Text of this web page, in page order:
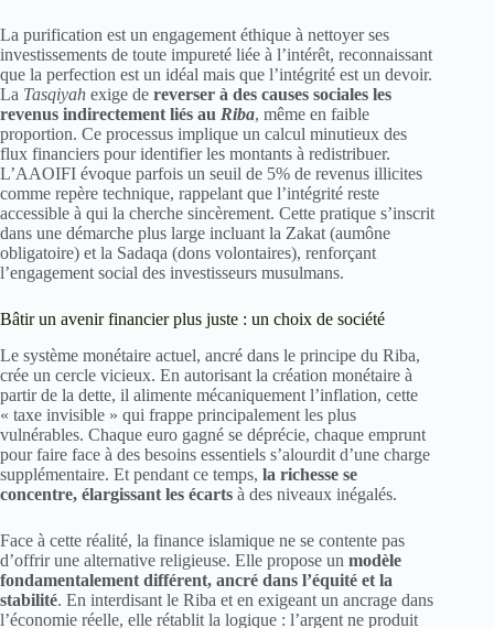
La purification est un engagement éthique à nettoyer ses
investissements de toute impureté liée à l’intérêt, reconnaissant
que la perfection est un idéal mais que l’intégrité est un devoir.
La Tasqiyah exige de reverser à des causes sociales les
revenus indirectement liés au Riba, même en faible
proportion. Ce processus implique un calcul minutieux des
flux financiers pour identifier les montants à redistribuer.
L’AAOIFI évoque parfois un seuil de 5% de revenus illicites
comme repère technique, rappelant que l’intégrité reste
accessible à qui la cherche sincèrement. Cette pratique s’inscrit
dans une démarche plus large incluant la Zakat (aumône
obligatoire) et la Sadaqa (dons volontaires), renforçant
l’engagement social des investisseurs musulmans.
Bâtir un avenir financier plus juste : un choix de société
Le système monétaire actuel, ancré dans le principe du Riba,
crée un cercle vicieux. En autorisant la création monétaire à
partir de la dette, il alimente mécaniquement l’inflation, cette
« taxe invisible » qui frappe principalement les plus
vulnérables. Chaque euro gagné se déprécie, chaque emprunt
pour faire face à des besoins essentiels s’alourdit d’une charge
supplémentaire. Et pendant ce temps, la richesse se
concentre, élargissant les écarts à des niveaux inégalés.
Face à cette réalité, la finance islamique ne se contente pas
d’offrir une alternative religieuse. Elle propose un modèle
fondamentalement différent, ancré dans l’équité et la
stabilité. En interdisant le Riba et en exigeant un ancrage dans
l’économie réelle, elle rétablit la logique : l’argent ne produit